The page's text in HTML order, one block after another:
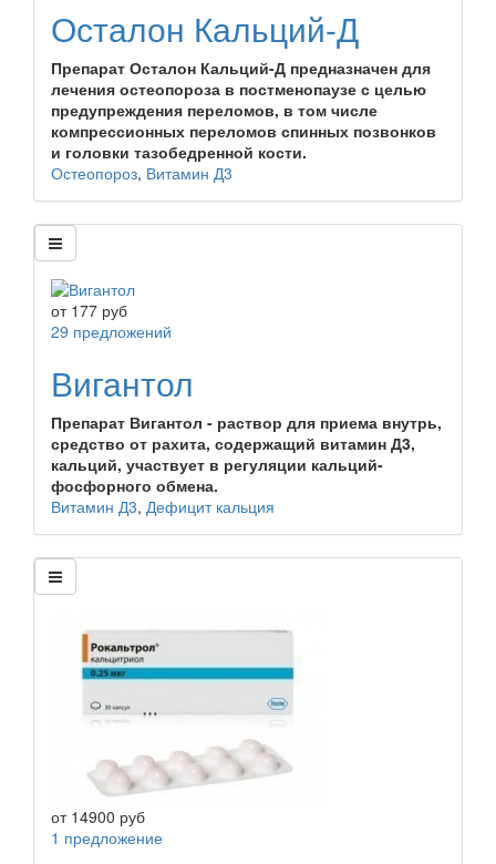
Осталон Кальций-Д
Препарат Осталон Кальций-Д предназначен для
лечения остеопороза в постменопаузе с целью
предупреждения переломов, в том числе
компрессионных переломов спинных позвонков
и головки тазобедренной кости.
Остеопороз, Витамин Д3
от 177 руб
29 предложений
Вигантол
Препарат Вигантол - раствор для приема внутрь,
средство от рахита, содержащий витамин Д3,
кальций, участвует в регуляции кальций-
фосфорного обмена.
Витамин Д3, Дефицит кальция
от 14900 руб
1 предложение